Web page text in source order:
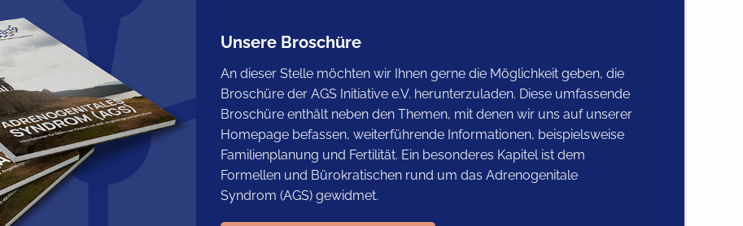
Unsere Broschüre
An dieser Stelle möchten wir Ihnen gerne die Möglichkeit geben, die
Broschüre der AGS Initiative e.V. herunterzuladen. Diese umfassende
Broschüre enthält neben den Themen, mit denen wir uns auf unserer
Homepage befassen, weiterführende Informationen, beispielsweise
Familienplanung und Fertilität. Ein besonderes Kapitel ist dem
Formellen und Bürokratischen rund um das Adrenogenitale
Syndrom (AGS) gewidmet.